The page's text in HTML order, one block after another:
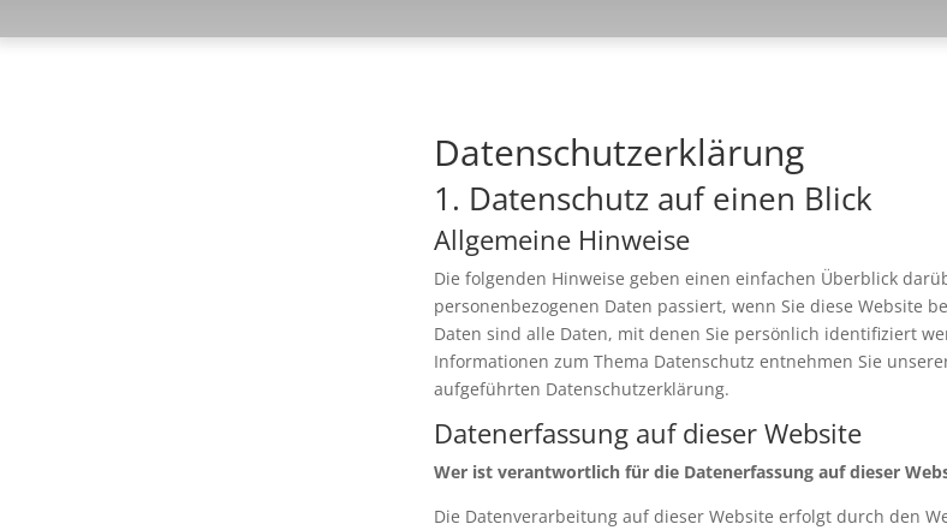
Daten­schutz­erklärung
1. Datenschutz auf einen Blick
Allgemeine Hinweise
Die folgenden Hinweise geben einen einfachen Überblick
personenbezogenen Daten passiert, wenn Sie diese Website
Daten sind alle Daten, mit denen Sie persönlich identifiziert
Informationen zum Thema Datenschutz entnehmen Sie
aufgeführten Datenschutzerklärung.
Datenerfassung auf dieser Website
Wer ist verantwortlich für die Datenerfassung auf dieser
Die Datenverarbeitung auf dieser Website erfolgt durch den